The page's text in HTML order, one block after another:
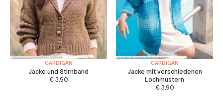
CARDIGAN
Jacke und Stirnband
€3.90
CARDIGAN
Jacke mit verschiedenen
Lochmustern
€3.90